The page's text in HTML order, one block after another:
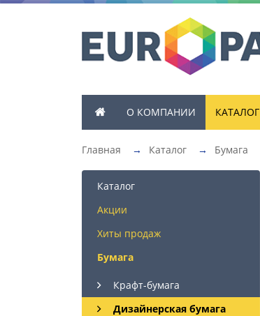
О КОМПАНИИ КАТАЛОГ
Главная → Каталог → Бумага
Каталог
Акции
Хиты продаж
Бумага
Крафт-бумага
Дизайнерская бумага